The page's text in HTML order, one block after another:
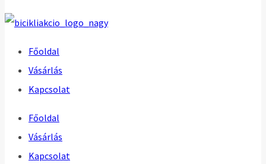
Főoldal
Vásárlás
Kapcsolat
Főoldal
Vásárlás
Kapcsolat